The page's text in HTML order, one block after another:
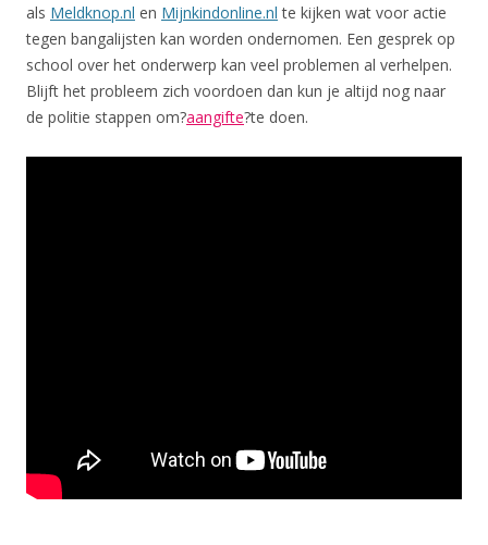
als Meldknop.nl en Mijnkindonline.nl te kijken wat voor actie
tegen bangalijsten kan worden ondernomen. Een gesprek op
school over het onderwerp kan veel problemen al verhelpen.
Blijft het probleem zich voordoen dan kun je altijd nog naar
de politie stappen om?aangifte?te doen.